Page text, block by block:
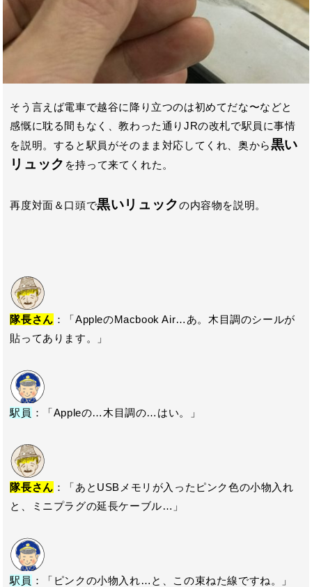
そう言えば電車で越谷に降り立つのは初めてだな〜などと
感慨に耽る間もなく、教わった通りJRの改札で駅員に事情
を説明。すると駅員がそのまま対応してくれ、奥から黒い
リュック を持って来てくれた。
再度対面＆口頭で黒いリュックの内容物を説明。
隊長さん ：「AppleのMacbook Air…あ。木目調のシールが
貼ってあります。」
駅員 ：「Appleの…木目調の…はい。」
隊長さん ：「あとUSBメモリが入ったピンク色の小物入れ
と、ミニプラグの延長ケーブル…」
駅員 ：「ピンクの小物入れ…と、この束ねた線ですね。」